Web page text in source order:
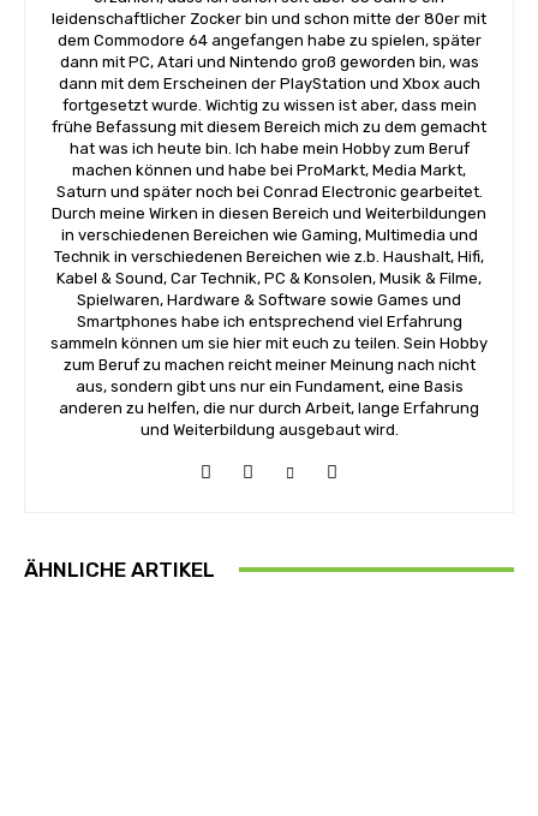
leidenschaftlicher Zocker bin und schon mitte der 80er mit
dem Commodore 64 angefangen habe zu spielen, später
dann mit PC, Atari und Nintendo groß geworden bin, was
dann mit dem Erscheinen der PlayStation und Xbox auch
fortgesetzt wurde. Wichtig zu wissen ist aber, dass mein
frühe Befassung mit diesem Bereich mich zu dem gemacht
hat was ich heute bin. Ich habe mein Hobby zum Beruf
machen können und habe bei ProMarkt, Media Markt,
Saturn und später noch bei Conrad Electronic gearbeitet.
Durch meine Wirken in diesen Bereich und Weiterbildungen
in verschiedenen Bereichen wie Gaming, Multimedia und
Technik in verschiedenen Bereichen wie z.b. Haushalt, Hifi,
Kabel & Sound, Car Technik, PC & Konsolen, Musik & Filme,
Spielwaren, Hardware & Software sowie Games und
Smartphones habe ich entsprechend viel Erfahrung
sammeln können um sie hier mit euch zu teilen. Sein Hobby
zum Beruf zu machen reicht meiner Meinung nach nicht
aus, sondern gibt uns nur ein Fundament, eine Basis
anderen zu helfen, die nur durch Arbeit, lange Erfahrung
und Weiterbildung ausgebaut wird.
ÄHNLICHE ARTIKEL